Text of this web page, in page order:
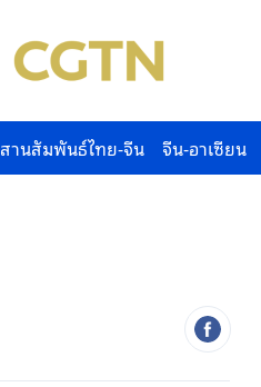
สานสัมพันธ์ไทย-จีน จีน-อาเซียน